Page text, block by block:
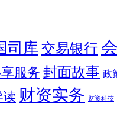
司库 交易银行
服务 封面故事 政
读 财资实务 财资科技